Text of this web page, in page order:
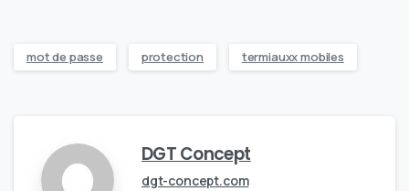
mot de passe protection termiauxx mobiles
DGT Concept
dgt-concept.com